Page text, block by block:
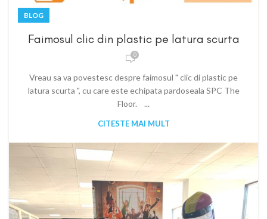
BLOG
Faimosul clic din plastic pe latura scurta
0
Vreau sa va povestesc despre faimosul " clic di plastic pe
latura scurta ", cu care este echipata pardoseala SPC The
Floor. ...
CITESTE MAI MULT